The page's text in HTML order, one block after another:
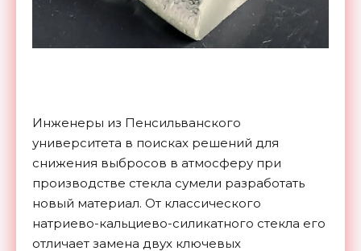
Инженеры из Пенсильванского
университета в поисках решений для
снижения выбросов в атмосферу при
производстве стекла сумели разработать
новый материал. От классического
натриево-кальциево-силикатного стекла его
отличает замена двух ключевых